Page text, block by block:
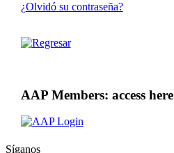
¿Olvidó su contraseña?
AAP Members: access here
Síganos